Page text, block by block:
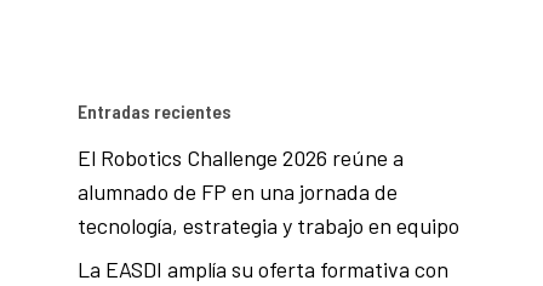
Entradas recientes
El Robotics Challenge 2026 reúne a
alumnado de FP en una jornada de
tecnología, estrategia y trabajo en equipo
La EASDI amplía su oferta formativa con